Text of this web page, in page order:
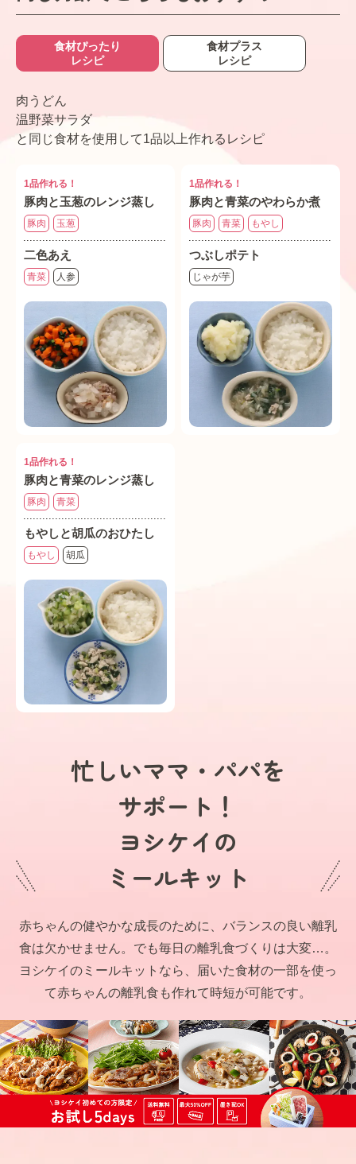
食材ぴったり
レシピ
食材プラス
レシピ
肉うどん
温野菜サラダ
と同じ食材を使用して1品以上作れるレシピ
1品作れる！
豚肉と玉葱のレンジ蒸し
豚肉 玉葱
二色あえ
青菜 人参
1品作れる！
豚肉と青菜のやわらか煮
豚肉 青菜 もやし
つぶしポテト
じゃが芋
1品作れる！
豚肉と青菜のレンジ蒸し
豚肉 青菜
もやしと胡瓜のおひたし
もやし 胡瓜
忙しいママ・パパを
サポート！
ヨシケイの
ミールキット
赤ちゃんの健やかな成長のために、バランスの良い離乳
食は欠かせません。でも毎日の離乳食づくりは大変…。
ヨシケイのミールキットなら、届いた食材の一部を使っ
て赤ちゃんの離乳食も作れて時短が可能です。